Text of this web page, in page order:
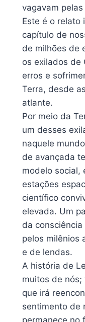
vagavam
Este é o relato
capítulo de
de milhões de
os exilados de
erros e
Terra, desde
atlante.
Por meio da
um desses
naquele
de avançada
modelo social,
estações
científico
elevada. Um
da
pelos milênios
e de lendas.
A história de
muitos de nós;
que irá
sentimento de